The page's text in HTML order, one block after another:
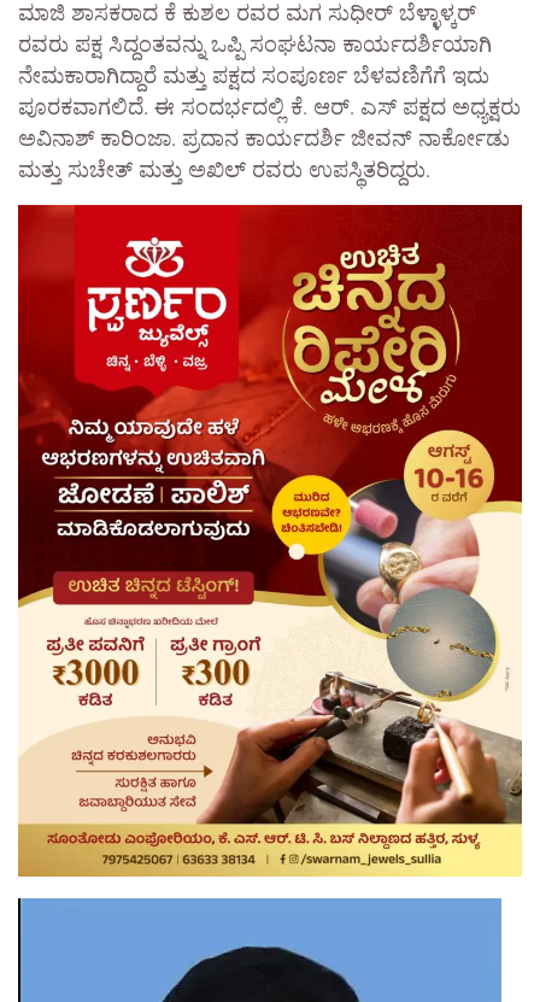
ಮಾಜಿ ಶಾಸಕರಾದ ಕೆ ಕುಶಲ ರವರ ಮಗ ಸುಧೀರ್ ಬೆಳ್ಳಾಳ್ಕರ್
ರವರು ಪಕ್ಷ ಸಿದ್ದಂತವನ್ನು ಒಪ್ಪಿ ಸಂಘಟನಾ ಕಾರ್ಯದರ್ಶಿಯಾಗಿ
ನೇಮಕಾರಾಗಿದ್ದಾರೆ ಮತ್ತು ಪಕ್ಷದ ಸಂಪೂರ್ಣ ಬೆಳವಣಿಗೆಗೆ ಇದು
ಪೂರಕವಾಗಲಿದೆ. ಈ ಸಂದರ್ಭದಲ್ಲಿ ಕೆ. ಆರ್. ಎಸ್ ಪಕ್ಷದ ಅಧ್ಯಕ್ಷರು
ಅವಿನಾಶ್ ಕಾರಿಂಜಾ. ಪ್ರದಾನ ಕಾರ್ಯದರ್ಶಿ ಜೀವನ್ ನಾರ್ಕೋಡು
ಮತ್ತು ಸುಚೇತ್ ಮತ್ತು ಅಖಿಲ್ ರವರು ಉಪಸ್ಥಿತರಿದ್ದರು.